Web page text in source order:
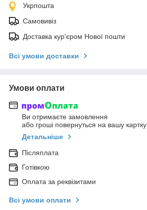
Укрпошта
Самовивіз
Доставка кур'єром Нової пошти
Всі умови доставки
Умови оплати
Ви отримаєте замовлення
або гроші повернуться на вашу картку
Детальніше
Післяплата
Готівкою
Оплата за реквізитами
Всі умови оплати